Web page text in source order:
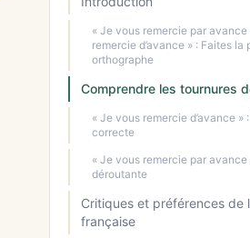
« Je vous remercie par avance
remercie d’avance » : Faites
orthographe
Comprendre les tournures
« Je vous remercie d’avance »
correcte
« Je vous remercie par avance
déroutante
Critiques et préférences de
française